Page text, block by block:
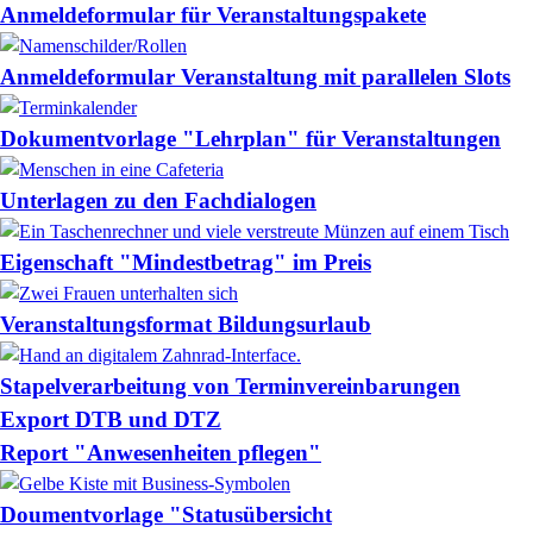
Anmeldeformular für Veranstaltungspakete
Anmeldeformular Veranstaltung mit parallelen Slots
Dokumentvorlage "Lehrplan" für Veranstaltungen
Unterlagen zu den Fachdialogen
Eigenschaft "Mindestbetrag" im Preis
Veranstaltungsformat Bildungsurlaub
Stapelverarbeitung von Terminvereinbarungen
Export DTB und DTZ
Report "Anwesenheiten pflegen"
Doumentvorlage "Statusübersicht